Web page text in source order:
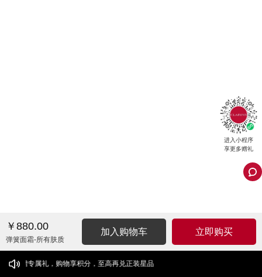
￥880.00
弹簧面霜-所有肤质
加入购物车 立即购买
进入小程序
享更多赠礼
属礼，购物享积分，至高再兑正装星品